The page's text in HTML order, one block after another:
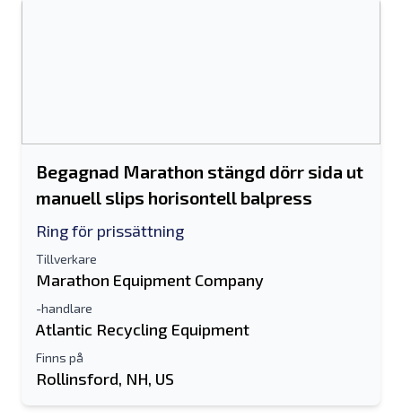
Begagnad Marathon stängd dörr sida ut
manuell slips horisontell balpress
Ring för prissättning
Tillverkare
Marathon Equipment Company
-handlare
Atlantic Recycling Equipment
Finns på
Rollinsford, NH, US